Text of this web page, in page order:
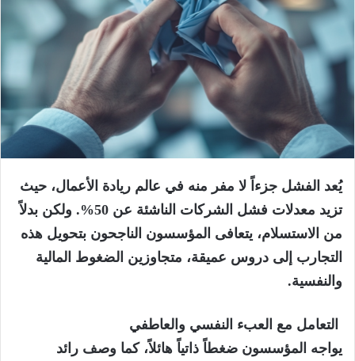
يُعد الفشل جزءاً لا مفر منه في عالم ريادة الأعمال، حيث
تزيد معدلات فشل الشركات الناشئة عن 50%. ولكن بدلاً
من الاستسلام، يتعافى المؤسسون الناجحون بتحويل هذه
التجارب إلى دروس عميقة، متجاوزين الضغوط المالية
والنفسية.
التعامل مع العبء النفسي والعاطفي
يواجه المؤسسون ضغطاً ذاتياً هائلاً، كما وصف رائد